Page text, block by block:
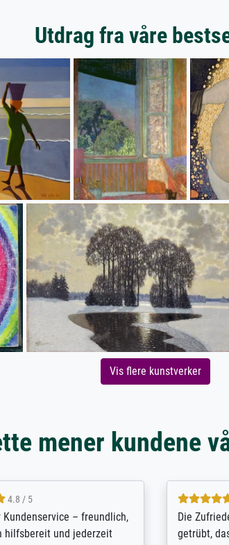
Utdrag fra våre
Vis flere kunstverker
mener kundene
5 / 5
mit der
Großvaters aus dem 1.
vieles